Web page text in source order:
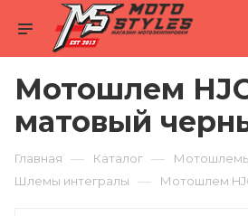
Мотошлем
матовый
Главная — Каталог —
Шлемы интегралы — Мотошлем